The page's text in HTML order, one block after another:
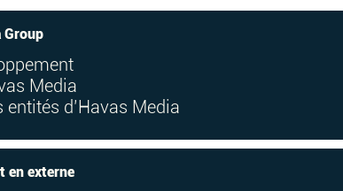
Group
Media
d’Havas Media
en externe